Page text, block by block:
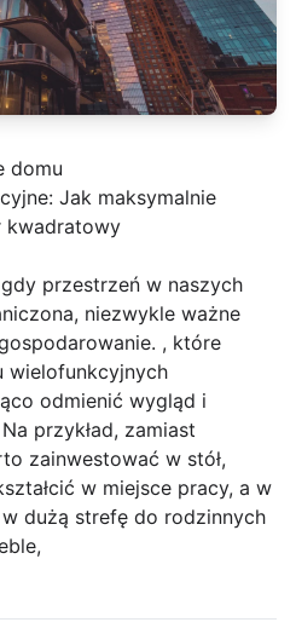
domu
Jak maksymalnie
kwadratowy
przestrzeń w naszych
niezwykle ważne
, które
wielofunkcyjnych
odmienić wygląd i
przykład, zamiast
zainwestować w stół,
w miejsce pracy, a w
dużą strefę do rodzinnych